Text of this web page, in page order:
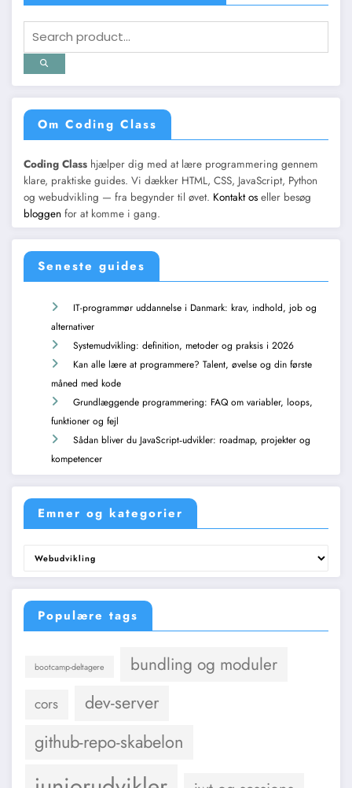
Om Coding Class
Coding Class hjælper dig med at lære programmering gennem
klare, praktiske guides. Vi dækker HTML, CSS, JavaScript, Python
og webudvikling — fra begynder til øvet. Kontakt os eller besøg
bloggen for at komme i gang.
Seneste guides
IT-programmør uddannelse i Danmark: krav, indhold, job og
alternativer
Systemudvikling: definition, metoder og praksis i 2026
Kan alle lære at programmere? Talent, øvelse og din første
måned med kode
Grundlæggende programmering: FAQ om variabler, loops,
funktioner og fejl
Sådan bliver du JavaScript‑udvikler: roadmap, projekter og
kompetencer
Emner og kategorier
kategorier
Populære tags
bootcamp-deltagere bundling og moduler
cors
dev-server
github-repo-skabelon